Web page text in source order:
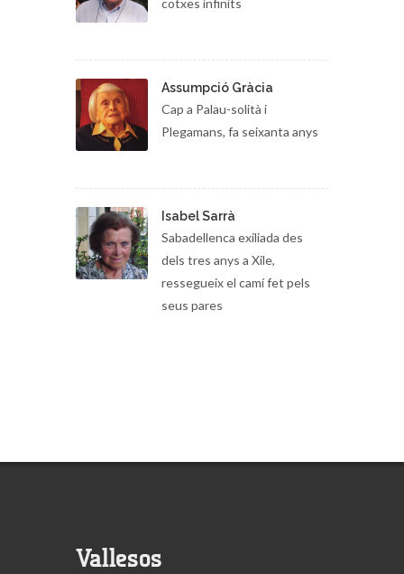
cotxes infinits
Assumpció Gràcia
Cap a Palau-solità i
Plegamans, fa seixanta anys
Isabel Sarrà
Sabadellenca exiliada des
dels tres anys a Xile,
ressegueix el camí fet pels
seus pares
Vallesos